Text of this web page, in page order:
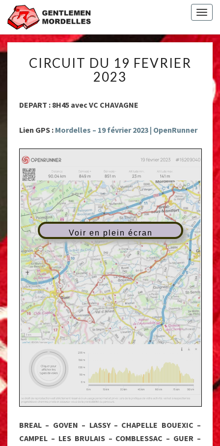
DU
19
FEVRIER
CIRCUIT DU 19 FEVRIER
2023
DEPART : 8H45 avec VC CHAVAGNE
Lien GPS : Mordelles – 19 février 2023 | OpenRunner
Voir en plein écran
BREAL – GOVEN – LASSY – CHAPELLE BOUEXIC –
CAMPEL – LES BRULAIS – COMBLESSAC – GUER –